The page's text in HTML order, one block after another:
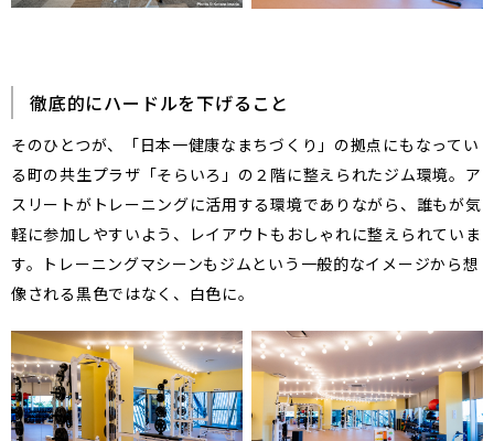
徹底的にハードルを下げること
そのひとつが、「日本一健康なまちづくり」の拠点にもなってい
る町の共生プラザ「そらいろ」の２階に整えられたジム環境。ア
スリートがトレーニングに活用する環境でありながら、誰もが気
軽に参加しやすいよう、レイアウトもおしゃれに整えられていま
す。トレーニングマシーンもジムという一般的なイメージから想
像される黒色ではなく、白色に。